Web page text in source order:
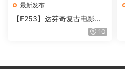
最新发布
【F253】达芬奇复古电影胶
片质感DCTL节点调色预设 M
10